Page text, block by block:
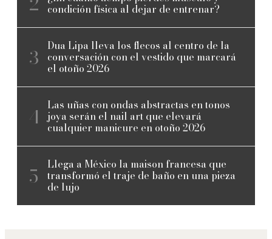
condición física al dejar de entrenar?
Dua Lipa lleva los flecos al centro de la
conversación con el vestido que marcará
el otoño 2026
Las uñas con ondas abstractas en tonos
joya serán el nail art que elevará
cualquier manicure en otoño 2026
Llega a México la maison francesa que
transformó el traje de baño en una pieza
de lujo